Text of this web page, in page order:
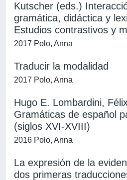
Kutscher (eds.)
gramática, didáctica y
Estudios contrastivos y
2017 Polo, Anna
Traducir la modalidad
2017 Polo, Anna
Hugo E. Lombardini,
Gramáticas de español
(siglos XVI-XVIII)
2016 Polo, Anna
La expresión de la
dos primeras